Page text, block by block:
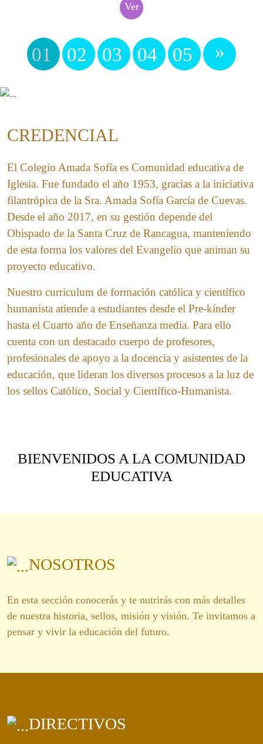
Ver
01 02 03 04 05 »
CREDENCIAL
El Colegio Amada Sofía es Comunidad educativa de
Iglesia. Fue fundado el año 1953, gracias a la iniciativa
filantrópica de la Sra. Amada Sofía García de Cuevas.
Desde el año 2017, en su gestión depende del
Obispado de la Santa Cruz de Rancagua, manteniendo
de esta forma los valores del Evangelio que animan su
proyecto educativo.
Nuestro curriculum de formación católica y científico
humanista atiende a estudiantes desde el Pre-kínder
hasta el Cuarto año de Enseñanza media. Para ello
cuenta con un destacado cuerpo de profesores,
profesionales de apoyo a la docencia y asistentes de la
educación, que lideran los diversos procesos a la luz de
los sellos Católico, Social y Científico-Humanista.
BIENVENIDOS A LA COMUNIDAD
EDUCATIVA
NOSOTROS
En esta sección conocerás y te nutrirás con más detalles
de nuestra historia, sellos, misión y visión. Te invitamos a
pensar y vivir la educación del futuro.
DIRECTIVOS